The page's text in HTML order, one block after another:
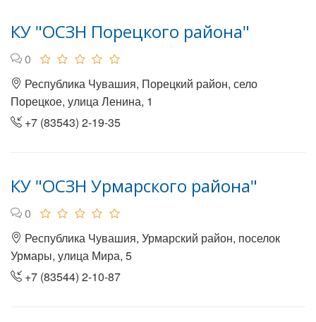
КУ "ОСЗН Порецкого района"
0
Республика Чувашия, Порецкий район, село
Порецкое, улица Ленина, 1
+7 (83543) 2-19-35
КУ "ОСЗН Урмарского района"
0
Республика Чувашия, Урмарский район, поселок
Урмары, улица Мира, 5
+7 (83544) 2-10-87